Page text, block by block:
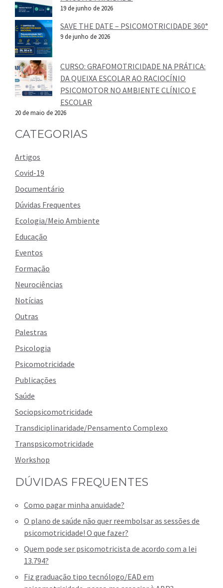
19 de junho de 2026
SAVE THE DATE – PSICOMOTRICIDADE 360°
9 de junho de 2026
CURSO: GRAFOMOTRICIDADE NA PRÁTICA:
DA QUEIXA ESCOLAR AO RACIOCÍNIO
PSICOMOTOR NO AMBIENTE CLÍNICO E
ESCOLAR
20 de maio de 2026
CATEGORIAS
Artigos
Covid-19
Documentário
Dúvidas Frequentes
Ecologia/Meio Ambiente
Educação
Eventos
Formação
Neurociências
Notícias
Outras
Palestras
Psicologia
Psicomotricidade
Publicações
Saúde
Sociopsicomotricidade
Transdiciplinaridade/Pensamento Complexo
Transpsicomotricidade
Workshop
DÚVIDAS FREQUENTES
Como pagar minha anuidade?
O plano de saúde não quer reembolsar as sessões de
psicomotricidade! O que fazer?
Quem pode ser psicomotricista de acordo com a lei
13.794?
Fiz graduação tipo tecnólogo/EAD em